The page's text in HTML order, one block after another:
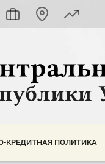
КРЕДИТНАЯ ПОЛИТИКА